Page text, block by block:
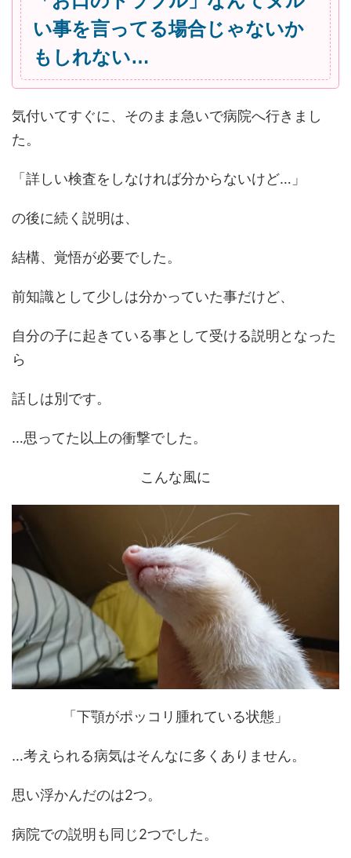
い事を言ってる場合じゃないか
もしれない…
気付いてすぐに、そのまま急いで病院へ行きまし
た。
「詳しい検査をしなければ分からないけど…」
の後に続く説明は、
結構、覚悟が必要でした。
前知識として少しは分かっていた事だけど、
自分の子に起きている事として受ける説明となった
ら
話しは別です。
…思ってた以上の衝撃でした。
こんな風に
「下顎がポッコリ腫れている状態」
…考えられる病気はそんなに多くありません。
思い浮かんだのは2つ。
病院での説明も同じ2つでした。